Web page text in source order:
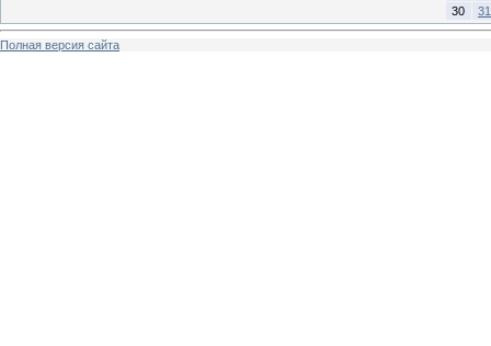
30
31
Полная версия сайта